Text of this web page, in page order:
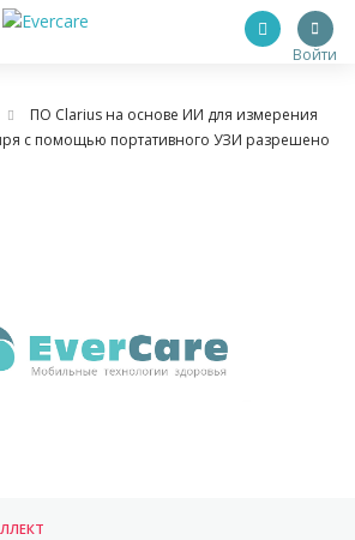
Войти
ПО Clarius на основе ИИ для измерения
с помощью портативного УЗИ разрешено